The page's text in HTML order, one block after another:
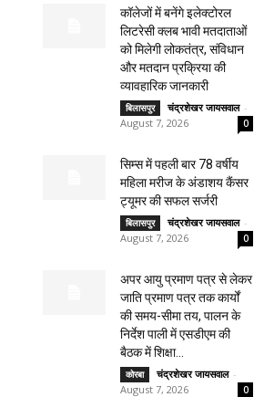
कॉलेजों में बनेंगे इलेक्टोरल
लिटरेसी क्लब भावी मतदाताओं
को मिलेगी लोकतंत्र, संविधान
और मतदान प्रक्रिया की
व्यावहारिक जानकारी
बिलासपुर चंद्रशेखर जायसवाल -
August 7, 2026
0
सिम्स में पहली बार 78 वर्षीय
महिला मरीज के अंडाशय कैंसर
ट्यूमर की सफल सर्जरी
बिलासपुर चंद्रशेखर जायसवाल -
August 7, 2026
0
अपर आयु प्रमाण पत्र से लेकर
जाति प्रमाण पत्र तक कार्यों
की समय-सीमा तय, पालन के
निर्देश पाली में एसडीएम की
बैठक में शिक्षा...
कोरबा चंद्रशेखर जायसवाल -
August 7, 2026
0